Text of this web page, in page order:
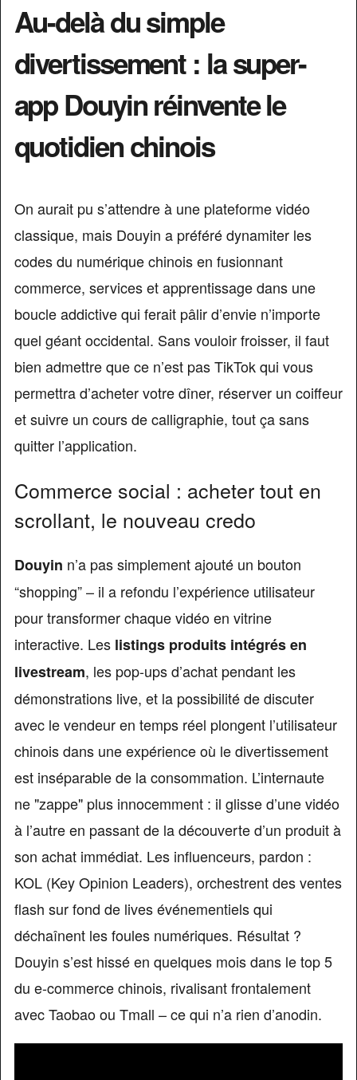
Au-delà du simple
divertissement : la super-
app Douyin réinvente le
quotidien chinois
On aurait pu s’attendre à une plateforme vidéo
classique, mais Douyin a préféré dynamiter les
codes du numérique chinois en fusionnant
commerce, services et apprentissage dans une
boucle addictive qui ferait pâlir d’envie n’importe
quel géant occidental. Sans vouloir froisser, il faut
bien admettre que ce n’est pas TikTok qui vous
permettra d’acheter votre dîner, réserver un coiffeur
et suivre un cours de calligraphie, tout ça sans
quitter l’application.
Commerce social : acheter tout en
scrollant, le nouveau credo
Douyin n’a pas simplement ajouté un bouton
“shopping” – il a refondu l’expérience utilisateur
pour transformer chaque vidéo en vitrine
interactive. Les listings produits intégrés en
livestream, les pop-ups d’achat pendant les
démonstrations live, et la possibilité de discuter
avec le vendeur en temps réel plongent l’utilisateur
chinois dans une expérience où le divertissement
est inséparable de la consommation. L’internaute
ne "zappe" plus innocemment : il glisse d’une vidéo
à l’autre en passant de la découverte d’un produit à
son achat immédiat. Les influenceurs, pardon :
KOL (Key Opinion Leaders), orchestrent des ventes
flash sur fond de lives événementiels qui
déchaînent les foules numériques. Résultat ?
Douyin s’est hissé en quelques mois dans le top 5
du e-commerce chinois, rivalisant frontalement
avec Taobao ou Tmall – ce qui n’a rien d’anodin.